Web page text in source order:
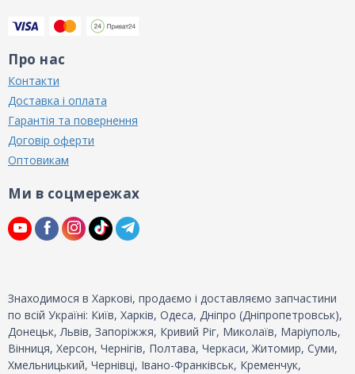
Про нас
Контакти
Доставка і оплата
Гарантія та повернення
Договір оферти
Оптовикам
Ми в соцмережах
Знаходимося в Харкові, продаємо і доставляємо запчастини
по всій Україні: Київ, Харків, Одеса, Дніпро (Дніпропетровськ),
Донецьк, Львів, Запоріжжя, Кривий Ріг, Миколаїв, Маріуполь,
Вінниця, Херсон, Чернігів, Полтава, Черкаси, Житомир, Суми,
Хмельницький, Чернівці, Івано-Франківськ, Кременчук,